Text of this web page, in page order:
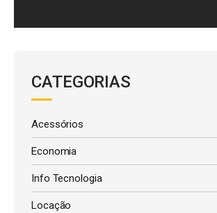
CATEGORIAS
Acessórios
Economia
Info Tecnologia
Locação